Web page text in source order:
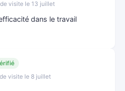
visite le 13 juillet
dans le travail
visite le 8 juillet